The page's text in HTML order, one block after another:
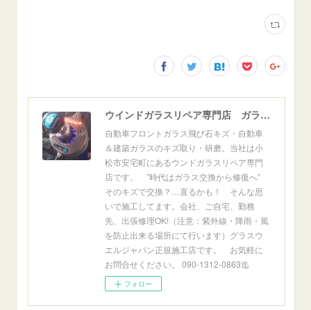
ウインドガラスリペア専門店 ガラスリペア・ヨシダ グラスウェルドジャパン 正規施工店 小松市
自動車フロントガラス飛び石キズ・自動車
＆建築ガラスのキズ取り・研磨。当社は小
松市安宅町にあるウンドガラスリペア専門
店です。 ”時代はガラス交換から修復へ”
そのキズで交換？…直るかも！ そんな思
いで施工してます。会社、ご自宅、勤務
先、出張修理OK!（注意：紫外線・降雨・風
を防止出来る場所にて行います）グラスウ
エルジャパン正規施工店です。 お気軽に
お問合せください。 090-1312-0863迄
フォロー